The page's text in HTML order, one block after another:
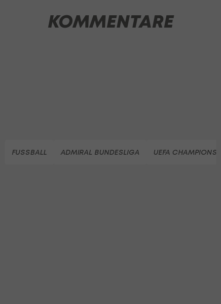
KOMMENTARE
FUSSBALL ADMIRAL BUNDESLIGA UEFA CHAMPIONS